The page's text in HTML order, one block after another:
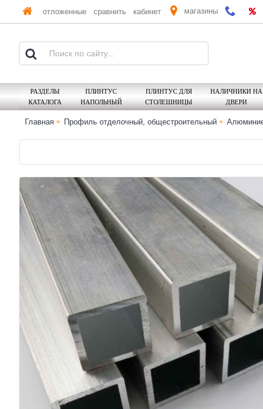
отложенные сравнить кабинет магазины
РАЗДЕЛЫ
КАТАЛОГА
ПЛИНТУС
НАПОЛЬНЫЙ
ПЛИНТУС ДЛЯ
СТОЛЕШНИЦЫ
НАЛИЧНИКИ НА
ДВЕРИ
Главная Профиль отделочный, общестроительный